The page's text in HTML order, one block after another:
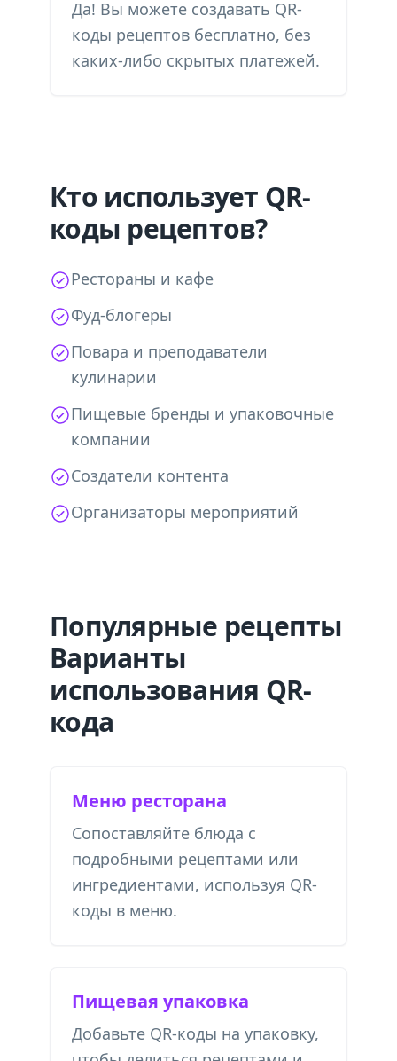
Да! Вы можете создавать QR-
коды рецептов бесплатно, без
каких-либо скрытых платежей.
Кто использует QR-
коды рецептов?
Рестораны и кафе
Фуд-блогеры
Повара и преподаватели
кулинарии
Пищевые бренды и упаковочные
компании
Создатели контента
Организаторы мероприятий
Популярные рецепты
Варианты
использования QR-
кода
Меню ресторана
Сопоставляйте блюда с
подробными рецептами или
ингредиентами, используя QR-
коды в меню.
Пищевая упаковка
Добавьте QR-коды на упаковку,